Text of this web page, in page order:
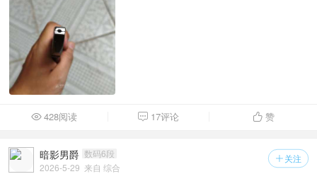
428阅读  17评论  赞
 关注
暗影男爵 数码6段
2026-5-29 来自 综合